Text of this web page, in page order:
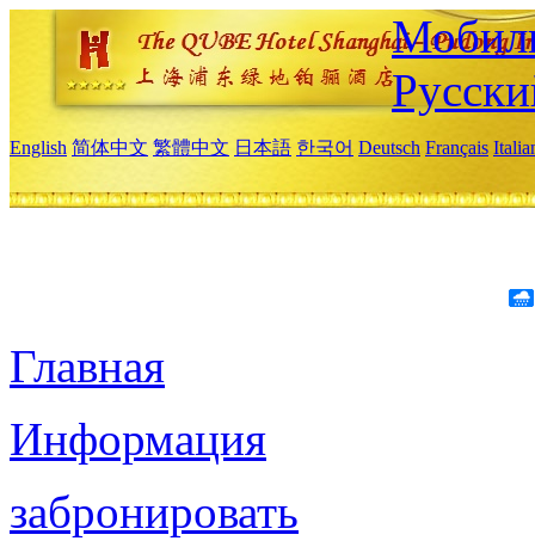
English 简体中文 繁體中文 日本語 한국어 Deutsch Français
Главная
Информация
забронировать